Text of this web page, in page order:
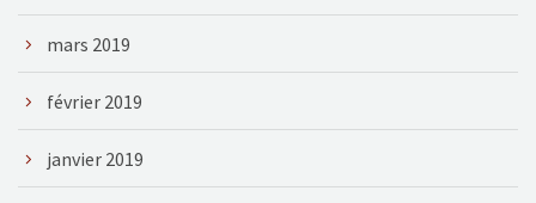
mars 2019
février 2019
janvier 2019